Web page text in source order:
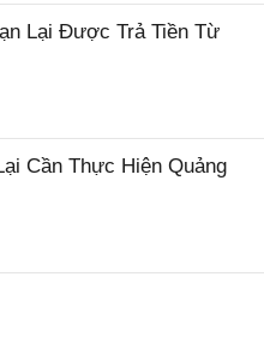
Lại Được Trả Tiền Từ
Cần Thực Hiện Quảng